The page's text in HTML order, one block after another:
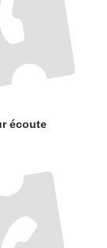
écoute